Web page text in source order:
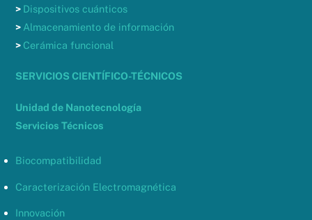
> Dispositivos cuánticos
> Almacenamiento de información
> Cerámica funcional
SERVICIOS CIENTÍFICO-TÉCNICOS
Unidad de Nanotecnología
Servicios Técnicos
Biocompatibilidad
Caracterización Electromagnética
Innovación